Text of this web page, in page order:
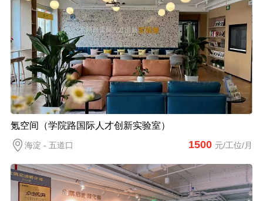
氪空间（学院路国际人才创新实验室）
海淀 - 五道口 1500 元/工位/月